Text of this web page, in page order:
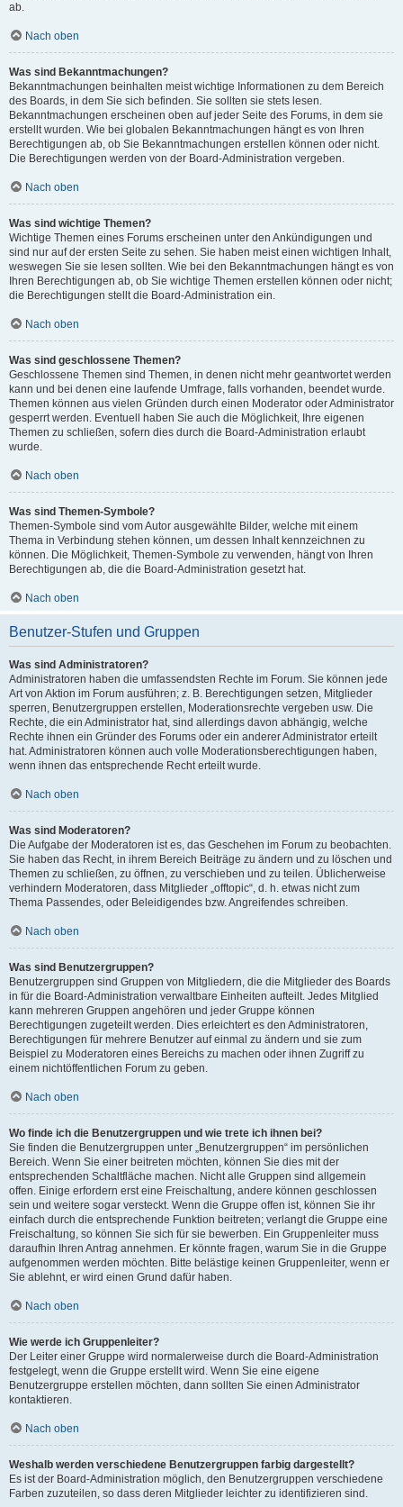
ab.
Nach oben
Was sind Bekanntmachungen?
Bekanntmachungen beinhalten meist wichtige Informationen zu dem Bereich
des Boards, in dem Sie sich befinden. Sie sollten sie stets lesen.
Bekanntmachungen erscheinen oben auf jeder Seite des Forums, in dem sie
erstellt wurden. Wie bei globalen Bekanntmachungen hängt es von Ihren
Berechtigungen ab, ob Sie Bekanntmachungen erstellen können oder nicht.
Die Berechtigungen werden von der Board-Administration vergeben.
Nach oben
Was sind wichtige Themen?
Wichtige Themen eines Forums erscheinen unter den Ankündigungen und
sind nur auf der ersten Seite zu sehen. Sie haben meist einen wichtigen Inhalt,
weswegen Sie sie lesen sollten. Wie bei den Bekanntmachungen hängt es von
Ihren Berechtigungen ab, ob Sie wichtige Themen erstellen können oder nicht;
die Berechtigungen stellt die Board-Administration ein.
Nach oben
Was sind geschlossene Themen?
Geschlossene Themen sind Themen, in denen nicht mehr geantwortet werden
kann und bei denen eine laufende Umfrage, falls vorhanden, beendet wurde.
Themen können aus vielen Gründen durch einen Moderator oder Administrator
gesperrt werden. Eventuell haben Sie auch die Möglichkeit, Ihre eigenen
Themen zu schließen, sofern dies durch die Board-Administration erlaubt
wurde.
Nach oben
Was sind Themen-Symbole?
Themen-Symbole sind vom Autor ausgewählte Bilder, welche mit einem
Thema in Verbindung stehen können, um dessen Inhalt kennzeichnen zu
können. Die Möglichkeit, Themen-Symbole zu verwenden, hängt von Ihren
Berechtigungen ab, die die Board-Administration gesetzt hat.
Nach oben
Benutzer-Stufen und Gruppen
Was sind Administratoren?
Administratoren haben die umfassendsten Rechte im Forum. Sie können jede
Art von Aktion im Forum ausführen; z. B. Berechtigungen setzen, Mitglieder
sperren, Benutzergruppen erstellen, Moderationsrechte vergeben usw. Die
Rechte, die ein Administrator hat, sind allerdings davon abhängig, welche
Rechte ihnen ein Gründer des Forums oder ein anderer Administrator erteilt
hat. Administratoren können auch volle Moderationsberechtigungen haben,
wenn ihnen das entsprechende Recht erteilt wurde.
Nach oben
Was sind Moderatoren?
Die Aufgabe der Moderatoren ist es, das Geschehen im Forum zu beobachten.
Sie haben das Recht, in ihrem Bereich Beiträge zu ändern und zu löschen und
Themen zu schließen, zu öffnen, zu verschieben und zu teilen. Üblicherweise
verhindern Moderatoren, dass Mitglieder „offtopic“, d. h. etwas nicht zum
Thema Passendes, oder Beleidigendes bzw. Angreifendes schreiben.
Nach oben
Was sind Benutzergruppen?
Benutzergruppen sind Gruppen von Mitgliedern, die die Mitglieder des Boards
in für die Board-Administration verwaltbare Einheiten aufteilt. Jedes Mitglied
kann mehreren Gruppen angehören und jeder Gruppe können
Berechtigungen zugeteilt werden. Dies erleichtert es den Administratoren,
Berechtigungen für mehrere Benutzer auf einmal zu ändern und sie zum
Beispiel zu Moderatoren eines Bereichs zu machen oder ihnen Zugriff zu
einem nichtöffentlichen Forum zu geben.
Nach oben
Wo finde ich die Benutzergruppen und wie trete ich ihnen bei?
Sie finden die Benutzergruppen unter „Benutzergruppen“ im persönlichen
Bereich. Wenn Sie einer beitreten möchten, können Sie dies mit der
entsprechenden Schaltfläche machen. Nicht alle Gruppen sind allgemein
offen. Einige erfordern erst eine Freischaltung, andere können geschlossen
sein und weitere sogar versteckt. Wenn die Gruppe offen ist, können Sie ihr
einfach durch die entsprechende Funktion beitreten; verlangt die Gruppe eine
Freischaltung, so können Sie sich für sie bewerben. Ein Gruppenleiter muss
daraufhin Ihren Antrag annehmen. Er könnte fragen, warum Sie in die Gruppe
aufgenommen werden möchten. Bitte belästige keinen Gruppenleiter, wenn er
Sie ablehnt, er wird einen Grund dafür haben.
Nach oben
Wie werde ich Gruppenleiter?
Der Leiter einer Gruppe wird normalerweise durch die Board-Administration
festgelegt, wenn die Gruppe erstellt wird. Wenn Sie eine eigene
Benutzergruppe erstellen möchten, dann sollten Sie einen Administrator
kontaktieren.
Nach oben
Weshalb werden verschiedene Benutzergruppen farbig dargestellt?
Es ist der Board-Administration möglich, den Benutzergruppen verschiedene
Farben zuzuteilen, so dass deren Mitglieder leichter zu identifizieren sind.